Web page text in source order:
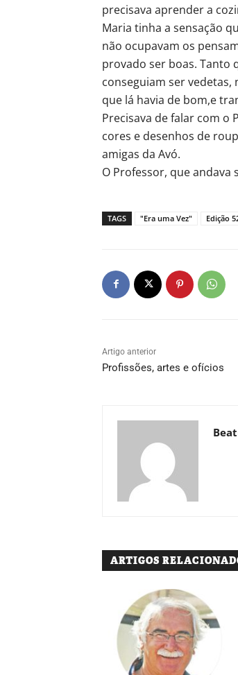
precisava aprender a
Maria tinha a sensação
não ocupavam os
provado ser boas. Tanto
conseguiam ser
que lá havia de bom,e
Precisava de falar com o
cores e desenhos de
amigas da Avó.
O Professor, que andava
TAGS "Era uma Vez" Edição
Artigo anterior
Profissões, artes e ofícios
ARTIGOS